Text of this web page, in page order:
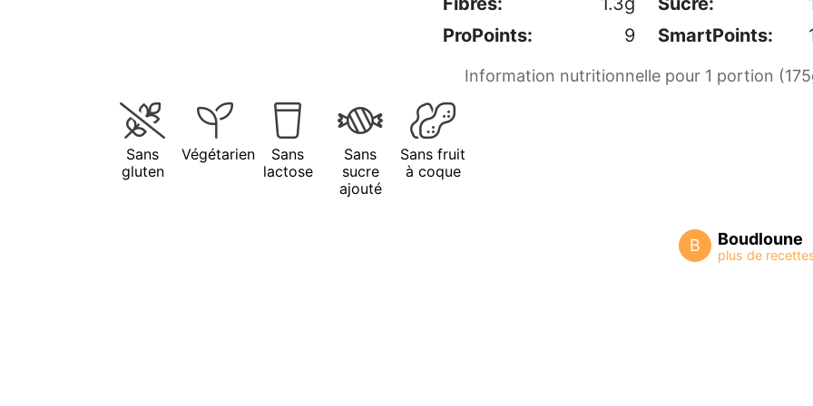
ProPoints:
9 SmartPoints:
Information nutritionnelle pour 1 portion
Sans
gluten
Végétarien
Sans
lactose
Sans
sucre
ajouté
Sans fruit
à coque
B Boudloune